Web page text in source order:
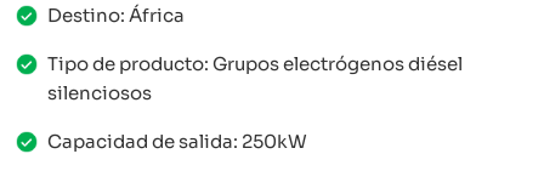
Destino: África
Tipo de producto: Grupos electrógenos diésel
silenciosos
Capacidad de salida: 250kW